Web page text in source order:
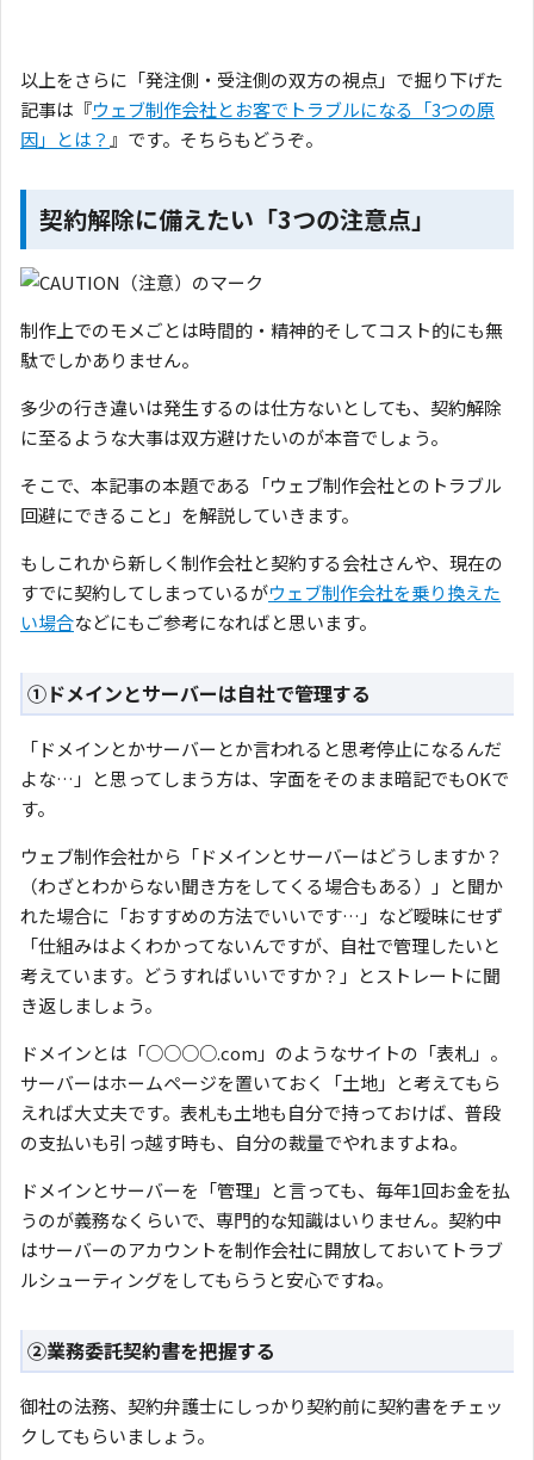
以上をさらに「発注側・受注側の双方の視点」で掘り下げた
記事は『ウェブ制作会社とお客でトラブルになる「3つの原
因」とは？ 』です。そちらもどうぞ。
契約解除に備えたい「3つの注意点」
制作上でのモメごとは時間的・精神的そしてコスト的にも無
駄でしかありません。
多少の行き違いは発生するのは仕方ないとしても、契約解除
に至るような大事は双方避けたいのが本音でしょう。
そこで、本記事の本題である「ウェブ制作会社とのトラブル
回避にできること」を解説していきます。
もしこれから新しく制作会社と契約する会社さんや、現在の
すでに契約してしまっているがウェブ制作会社を乗り換えた
い場合などにもご参考になればと思います。
①ドメインとサーバーは自社で管理する
「ドメインとかサーバーとか言われると思考停止になるんだ
よな…」と思ってしまう方は、字面をそのまま暗記でもOKで
す。
ウェブ制作会社から「ドメインとサーバーはどうしますか？
（わざとわからない聞き方をしてくる場合もある）」と聞か
れた場合に「おすすめの方法でいいです…」など曖昧にせず
「仕組みはよくわかってないんですが、自社で管理したいと
考えています。どうすればいいですか？」とストレートに聞
き返しましょう。
ドメインとは「○○○○.com」のようなサイトの「表札」。
サーバーはホームページを置いておく「土地」と考えてもら
えれば大丈夫です。表札も土地も自分で持っておけば、普段
の支払いも引っ越す時も、自分の裁量でやれますよね。
ドメインとサーバーを「管理」と言っても、毎年1回お金を払
うのが義務なくらいで、専門的な知識はいりません。契約中
はサーバーのアカウントを制作会社に開放しておいてトラブ
ルシューティングをしてもらうと安心ですね。
②業務委託契約書を把握する
御社の法務、契約弁護士にしっかり契約前に契約書をチェッ
クしてもらいましょう。